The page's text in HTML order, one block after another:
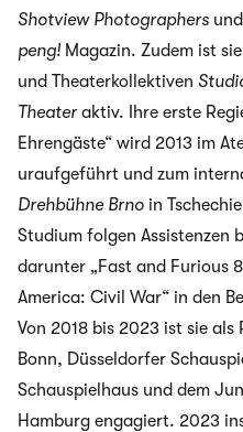
Shotview Photographers
peng! Magazin. Zudem ist
und Theaterkollektiven
Theateraktiv. Ihre erste
Ehrengäste“ wird 2013 im
uraufgeführt und zum
Drehbühne Brno in
Studium folgen Assistenzen
darunter „Fast and Furious
America: Civil War“ in den
Von 2018 bis 2023 ist sie
Bonn, Düsseldorfer
Schauspielhaus und dem
Hamburg engagiert. 2023